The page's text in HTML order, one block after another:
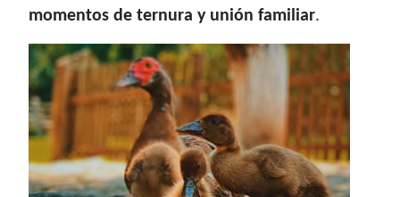
momentos de ternura y unión familiar.